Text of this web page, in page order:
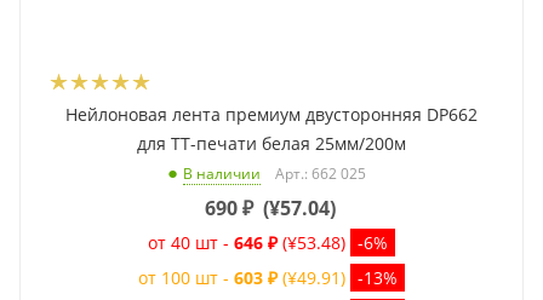
Нейлоновая лента премиум двусторонняя DP662
для ТТ-печати белая 25мм/200м
В наличии Арт.: 662 025
690₽ (¥57.04)
от 40 шт - 646 ₽ (¥53.48) -6%
от 100 шт - 603 ₽ (¥49.91) -13%